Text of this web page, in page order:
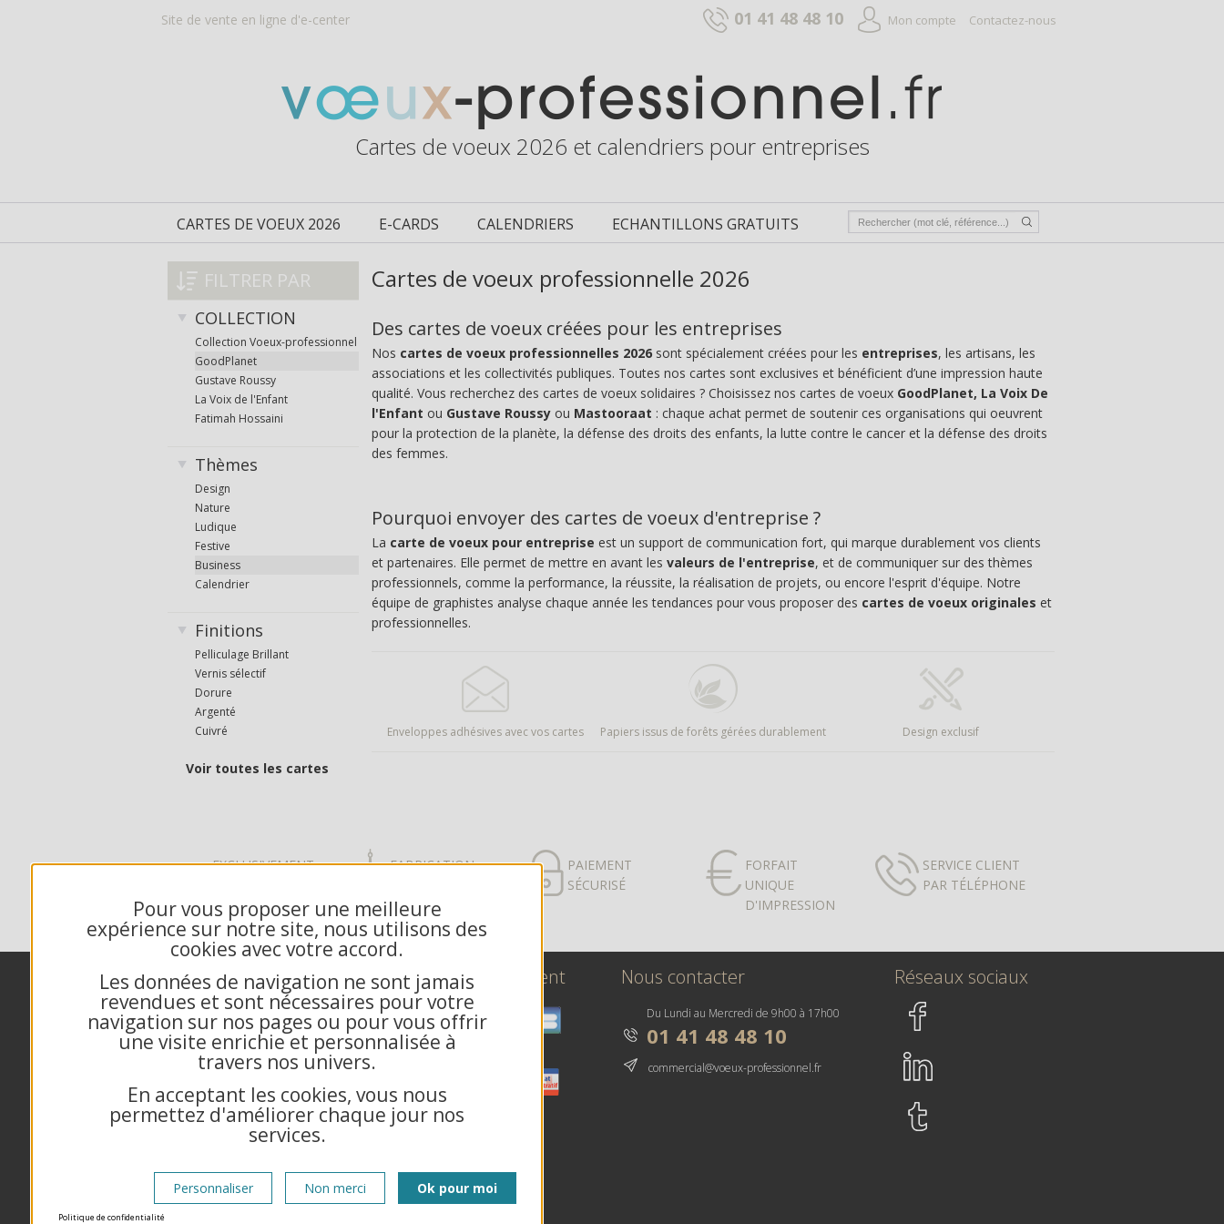
Pour vous proposer une meilleure
expérience sur notre site, nous utilisons des
cookies avec votre accord.
Les données de navigation ne sont jamais
revendues et sont nécessaires pour votre
navigation sur nos pages ou pour vous offrir
une visite enrichie et personnalisée à
travers nos univers.
En acceptant les cookies, vous nous
permettez d'améliorer chaque jour nos
services.
Ok pour moi
Non merci
Personnaliser
Politique de confidentialité
Site de vente en ligne d'e-center 01 41 48 48 10 Mon compte Contactez-nous
Cartes de voeux 2026 et calendriers pour entreprises
CARTES DE VOEUX 2026 E-CARDS CALENDRIERS ECHANTILLONS GRATUITS
FILTRER PAR
COLLECTION
Collection Voeux-professionnel
GoodPlanet
Gustave Roussy
La Voix de l'Enfant
Fatimah Hossaini
Thèmes
Design
Nature
Ludique
Festive
Business
Calendrier
Finitions
Pelliculage Brillant
Vernis sélectif
Dorure
Argenté
Cuivré
Voir toutes les cartes
Cartes de voeux professionnelle 2026
Des cartes de voeux créées pour les entreprises
Nos cartes de voeux professionnelles 2026 sont spécialement créées pour les entreprises, les artisans, les
associations et les collectivités publiques. Toutes nos cartes sont exclusives et bénéficient d’une impression haute
qualité. Vous recherchez des cartes de voeux solidaires ? Choisissez nos cartes de voeux GoodPlanet, La Voix De
l'Enfant ou Gustave Roussy ou Mastooraat : chaque achat permet de soutenir ces organisations qui oeuvrent
pour la protection de la planète, la défense des droits des enfants, la lutte contre le cancer et la défense des droits
des femmes.
Pourquoi envoyer des cartes de voeux d'entreprise ?
La carte de voeux pour entreprise est un support de communication fort, qui marque durablement vos clients
et partenaires. Elle permet de mettre en avant les valeurs de l'entreprise, et de communiquer sur des thèmes
professionnels, comme la performance, la réussite, la réalisation de projets, ou encore l'esprit d'équipe. Notre
équipe de graphistes analyse chaque année les tendances pour vous proposer des cartes de voeux originales et
professionnelles.
Enveloppes adhésives avec vos cartes Papiers issus de forêts gérées durablement Design exclusif
EXCLUSIVEMENT
FABRICATION
PAIEMENT
SÉCURISÉ
FORFAIT
UNIQUE
D'IMPRESSION
SERVICE CLIENT
PAR TÉLÉPHONE
Nos engagements
Contactez-nous
Échantillon gratuit
Qui sommes-nous?
Questions fréquentes
Mandat administratif
Exemple texte de voeux
Conditions générales de vente
Gestion des cookies
Moyens de paiement Nous contacter
Du Lundi au Mercredi de 9h00 à 17h00
01 41 48 48 10
commercial@voeux-professionnel.fr
Réseaux sociaux